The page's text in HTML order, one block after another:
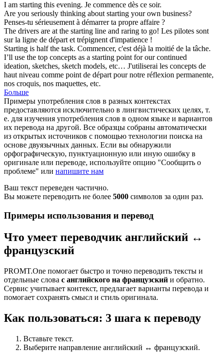
I am starting this evening. Je commence dès ce soir.
Are you seriously thinking about starting your own business?
Penses-tu sérieusement à démarrerta propre affaire ?
The drivers are at the starting line and raring to go! Les pilotes sont
sur la ligne de départ et trépignent d'impatience !
Starting is half the task. Commencer, c'est déjà la moitié de la tâche.
I’ll use the top concepts as a starting point for our continued
ideation, sketches, sketch models, etc… J'utiliserai les concepts de
haut niveau comme point de départ pour notre réflexion permanente,
nos croquis, nos maquettes, etc.
Больше
Примеры употребления слов в разных контекстах
предоставляются исключительно в лингвистических целях, т.
е. для изучения употребления слов в одном языке и вариантов
их перевода на другой. Все образцы собраны автоматически
из открытых источников с помощью технологии поиска на
основе двуязычных данных. Если вы обнаружили
орфографическую, пунктуационную или иную ошибку в
оригинале или переводе, используйте опцию "Сообщить о
проблеме" или напишите нам
Ваш текст переведен частично.
Вы можете переводить не более 5000 символов за один раз.
Примеры использования и перевод
Что умеет переводчик английский ↔
французский
PROMT.One помогает быстро и точно переводить тексты и
отдельные слова с английского на французский и обратно.
Сервис учитывает контекст, предлагает варианты перевода и
помогает сохранять смысл и стиль оригинала.
Как пользоваться: 3 шага к переводу
Вставьте текст.
Выберите направление английский ↔ французский.